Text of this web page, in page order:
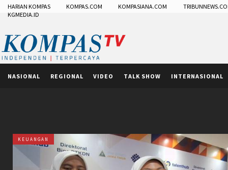
HARIAN KOMPAS KOMPAS.COM KOMPASIANA.COM
KGMEDIA.ID
NASIONAL REGIONAL VIDEO TALK SHOW INTERNASIONAL
KEUANGAN